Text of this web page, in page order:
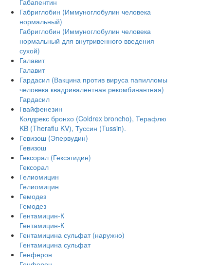
Габапентин
Габриглобин (Иммуноглобулин человека
нормальный)
Габриглобин (Иммуноглобулин человека
нормальный для внутривенного введения
сухой)
Галавит
Галавит
Гардасил (Вакцина против вируса папилломы
человека квадривалентная рекомбинантная)
Гардасил
Гвайфенезин
Колдрекс бронхо (Coldrex broncho), Терафлю
KB (Theraflu KV), Туссин (Tussin).
Гевизош (Эпервудин)
Гевизош
Гексорал (Гексэтидин)
Гексорал
Гелиомицин
Гелиомицин
Гемодез
Гемодез
Гентамицин-К
Гентамицин-К
Гентамицина сульфат (наружно)
Гентамицина сульфат
Генферон